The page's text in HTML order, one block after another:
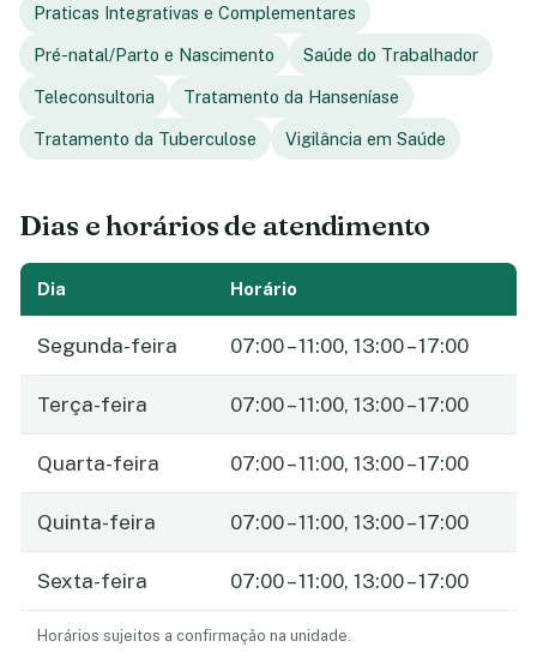
Praticas Integrativas e Complementares
Pré-natal/Parto e Nascimento Saúde do Trabalhador
Teleconsultoria Tratamento da Hanseníase
Tratamento da Tuberculose Vigilância em Saúde
Dias e horários de atendimento
Dia Horário
Segunda-feira 07:00 – 11:00, 13:00 – 17:00
Terça-feira 07:00 – 11:00, 13:00 – 17:00
Quarta-feira 07:00 – 11:00, 13:00 – 17:00
Quinta-feira 07:00 – 11:00, 13:00 – 17:00
Sexta-feira 07:00 – 11:00, 13:00 – 17:00
Horários sujeitos a confirmação na unidade.